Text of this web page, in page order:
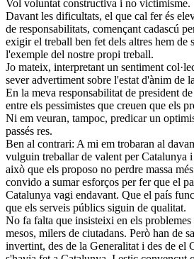
Vol voluntat constructiva i no victimisme.
Davant les dificultats, el que cal fer és
de responsabilitats, començant cadascú
exigir el treball ben fet dels altres hem de
l'exemple del nostre propi treball.
Jo mateix, interpretant un sentiment
sever advertiment sobre l'estat d'ànim de
En la meva responsabilitat de president
entre els pessimistes que creuen que els
Ni em veuran, tampoc, predicar un
passés res.
Ben al contrari: A mi em trobaran al
vulguin treballar de valent per Catalunya
això que els proposo no perdre massa
convido a sumar esforços per fer que el
Catalunya vagi endavant. Que el país
que els serveis públics siguin de qualitat.
No fa falta que insisteixi en els
mesos, milers de ciutadans. Però han de
invertint, des de la Generalitat i des de el